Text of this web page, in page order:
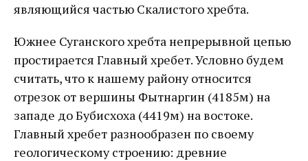
являющийся частью Скалистого хребта.
Южнее Суганского хребта непрерывной цепью
простирается Главный хребет. Условно будем
считать, что к нашему району относится
отрезок от вершины Фытнаргин (4185м) на
западе до Бубисхоха (4419м) на востоке.
Главный хребет разнообразен по своему
геологическому строению: древние